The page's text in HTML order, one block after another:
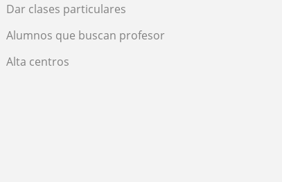
Dar clases particulares
Alumnos que buscan profesor
Alta centros